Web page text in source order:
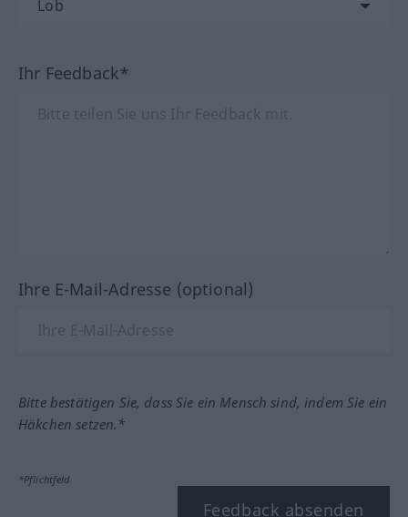
Ihr Feedback*
Ihre E-Mail-Adresse (optional)
Bitte bestätigen Sie, dass Sie ein Mensch sind, indem Sie ein
Häkchen setzen.*
*Pflichtfeld
Feedback absenden